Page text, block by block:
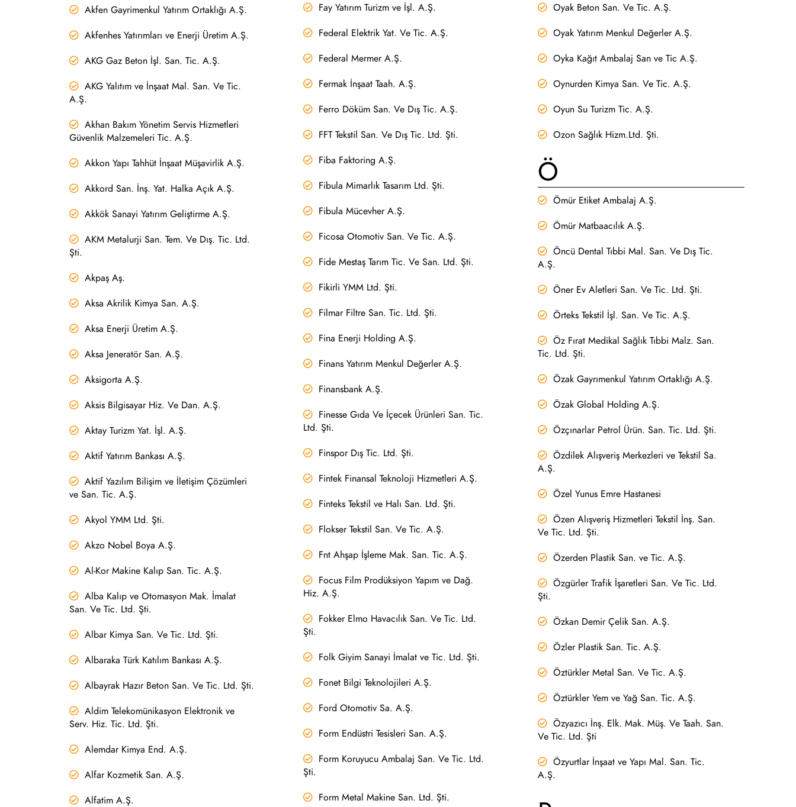
Akfen Gayrimenkul Yatırım Ortaklığı A.Ş.
Akfenhes Yatırımları ve Enerji Üretim A.Ş.
AKG Gaz Beton İşl. San. Tic. A.Ş.
AKG Yalıtım ve İnşaat Mal. San. Ve Tic.
A.Ş.
Akhan Bakım Yönetim Servis Hizmetleri
Güvenlik Malzemeleri Tic. A.Ş.
Akkon Yapı Tahhüt İnşaat Müşavirlik A.Ş.
Akkord San. İnş. Yat. Halka Açık A.Ş.
Akkök Sanayi Yatırım Geliştirme A.Ş.
AKM Metalurji San. Tem. Ve Dış. Tic. Ltd.
Şti.
Akpaş Aş.
Aksa Akrilik Kimya San. A.Ş.
Aksa Enerji Üretim A.Ş.
Aksa Jeneratör San. A.Ş.
Aksigorta A.Ş.
Aksis Bilgisayar Hiz. Ve Dan. A.Ş.
Aktay Turizm Yat. İşl. A.Ş.
Aktif Yatırım Bankası A.Ş.
Aktif Yazılım Bilişim ve İletişim Çözümleri
ve San. Tic. A.Ş.
Akyol YMM Ltd. Şti.
Akzo Nobel Boya A.Ş.
Al-Kor Makine Kalıp San. Tic. A.Ş.
Alba Kalıp ve Otomasyon Mak. İmalat
San. Ve Tic. Ltd. Şti.
Albar Kimya San. Ve Tic. Ltd. Şti.
Albaraka Türk Katılım Bankası A.Ş.
Albayrak Hazır Beton San. Ve Tic. Ltd. Şti.
Aldim Telekomünikasyon Elektronik ve
Serv. Hiz. Tic. Ltd. Şti.
Alemdar Kimya End. A.Ş.
Alfar Kozmetik San. A.Ş.
Alfatim A.Ş.
Fay Yatırım Turizm ve İşl. A.Ş.
Federal Elektrik Yat. Ve Tic. A.Ş.
Federal Mermer A.Ş.
Fermak İnşaat Taah. A.Ş.
Ferro Döküm San. Ve Dış Tic. A.Ş.
FFT Tekstil San. Ve Dış Tic. Ltd. Şti.
Fiba Faktoring A.Ş.
Fibula Mimarlık Tasarım Ltd. Şti.
Fibula Mücevher A.Ş.
Ficosa Otomotiv San. Ve Tic. A.Ş.
Fide Mestaş Tarım Tic. Ve San. Ltd. Şti.
Fikirli YMM Ltd. Şti.
Filmar Filtre San. Tic. Ltd. Şti.
Fina Enerji Holding A.Ş.
Finans Yatırım Menkul Değerler A.Ş.
Finansbank A.Ş.
Finesse Gıda Ve İçecek Ürünleri San. Tic.
Ltd. Şti.
Finspor Dış Tic. Ltd. Şti.
Fintek Finansal Teknoloji Hizmetleri A.Ş.
Finteks Tekstil ve Halı San. Ltd. Şti.
Flokser Tekstil San. Ve Tic. A.Ş.
Fnt Ahşap İşleme Mak. San. Tic. A.Ş.
Focus Film Prodüksiyon Yapım ve Dağ.
Hiz. A.Ş.
Fokker Elmo Havacılık San. Ve Tic. Ltd.
Şti.
Folk Giyim Sanayi İmalat ve Tic. Ltd. Şti.
Fonet Bilgi Teknolojileri A.Ş.
Ford Otomotiv Sa. A.Ş.
Form Endüstri Tesisleri San. A.Ş.
Form Koruyucu Ambalaj San. Ve Tic. Ltd.
Şti.
Form Metal Makine San. Ltd. Şti.
Oyak Beton San. Ve Tic. A.Ş.
Oyak Yatırım Menkul Değerler A.Ş.
Oyka Kağıt Ambalaj San ve Tic A.Ş.
Oynurden Kimya San. Ve Tic. A.Ş.
Oyun Su Turizm Tic. A.Ş.
Ozon Sağlık Hizm.Ltd. Şti.
Ö
Ömür Etiket Ambalaj A.Ş.
Ömür Matbaacılık A.Ş.
Öncü Dental Tıbbi Mal. San. Ve Dış Tic.
A.Ş.
Öner Ev Aletleri San. Ve Tic. Ltd. Şti.
Örteks Tekstil İşl. San. Ve Tic. A.Ş.
Öz Fırat Medikal Sağlık Tıbbi Malz. San.
Tic. Ltd. Şti.
Özak Gayrımenkul Yatırım Ortaklığı A.Ş.
Özak Global Holding A.Ş.
Özçınarlar Petrol Ürün. San. Tic. Ltd. Şti.
Özdilek Alışveriş Merkezleri ve Tekstil Sa.
A.Ş.
Özel Yunus Emre Hastanesi
Özen Alışveriş Hizmetleri Tekstil İnş. San.
Ve Tic. Ltd. Şti.
Özerden Plastik San. ve Tic. A.Ş.
Özgürler Trafik İşaretleri San. Ve Tic. Ltd.
Şti.
Özkan Demir Çelik San. A.Ş.
Özler Plastik San. Tic. A.Ş.
Öztürkler Metal San. Ve Tic. A.Ş.
Öztürkler Yem ve Yağ San. Tic. A.Ş.
Özyazıcı İnş. Elk. Mak. Müş. Ve Taah. San.
Ve Tic. Ltd. Şti
Özyurtlar İnşaat ve Yapı Mal. San. Tic.
A.Ş.